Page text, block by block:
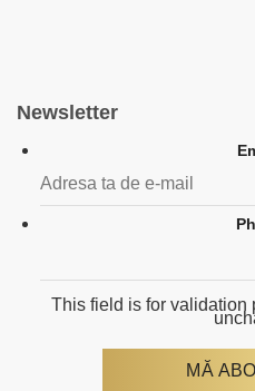
Newsletter
This field is for validation